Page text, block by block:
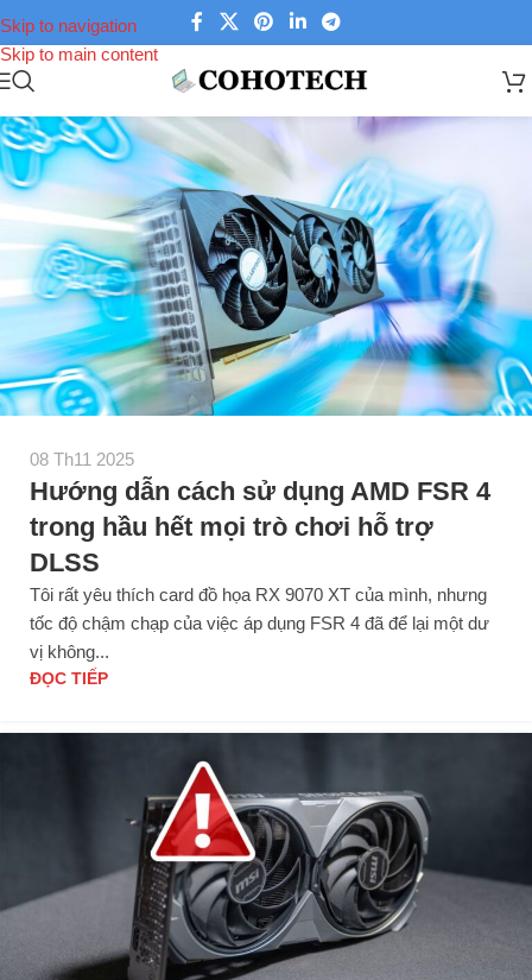
Skip to navigation
Skip to main content
08 Th11 2025
Hướng dẫn cách sử dụng AMD FSR 4
trong hầu hết mọi trò chơi hỗ trợ
DLSS
Tôi rất yêu thích card đồ họa RX 9070 XT của mình, nhưng
tốc độ chậm chạp của việc áp dụng FSR 4 đã để lại một dư
vị không...
ĐỌC TIẾP